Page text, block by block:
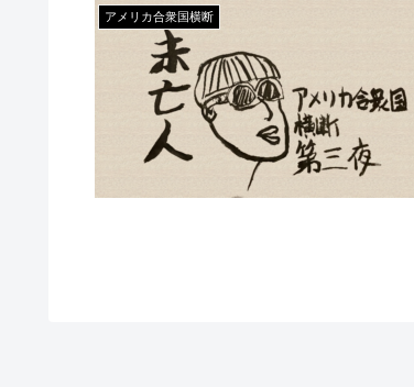
アメリカ合衆国横断